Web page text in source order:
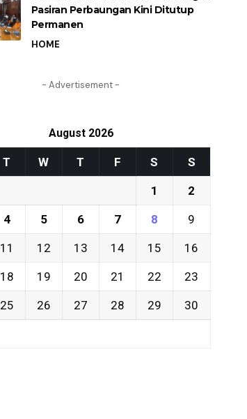
Pasiran Perbaungan Kini Ditutup
Permanen
HOME
- Advertisement -
August 2026
T W T F S S
1 2
4 5 6 7 8 9
11 12 13 14 15 16
18 19 20 21 22 23
25 26 27 28 29 30